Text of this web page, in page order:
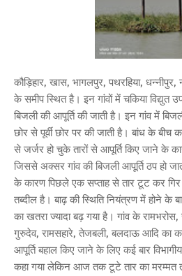
कौड़िहार, खास, भागलपुर, पथरहिया,
के समीप स्थित है। इन गांवों में चकिया विद्युत
बिजली की आपूर्ति की जाती है। इन गांव में
छोर से पूर्वी छोर पर की जाती है। बांध के बीच
से जर्जर हो चुके तारों से आपूर्ति किए जाने के
जिससे अक्सर गांव की बिजली आपूर्ति ठप हो
के कारण पिछले एक सप्ताह से तार टूट कर
तब्दील है। बाढ़ की स्थिति नियंत्रण में होने के
का खतरा ज्यादा बढ़ गया है। गांव के
गुरुदेव, रामसहारे, तेजबली, बलदाऊ आदि का
आपूर्ति बहाल किए जाने के लिए कई बार
कहा गया लेकिन आज तक टूटे तार का मरम्मत